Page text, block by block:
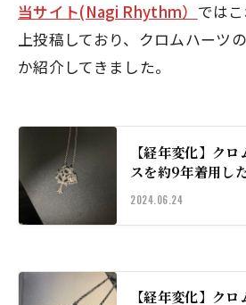
当サイト(Nagi Rhythm） では
上投稿しており、クロムハーツ
か紹介してきました。
【経年変化】ク
スを約9年着用し
2024.06.24
【経年変化】ク